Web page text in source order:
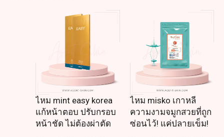
ไหม mint easy korea
แก้หน้าตอบ ปรับกรอบ
หน้าชัด ไม่ต้องผ่าตัด
ไหม misko เกาหลี
ความงามจมูกสวยที่ถูก
ซ่อนไว้! แค่ปลายเข็ม!